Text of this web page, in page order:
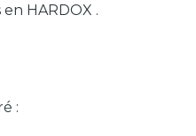
HARDOX .
: